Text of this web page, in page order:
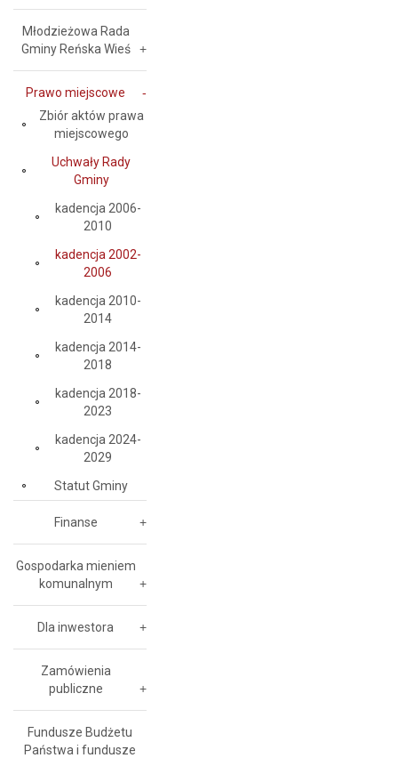
Młodzieżowa Rada
Gminy Reńska Wieś
Prawo miejscowe
Zbiór aktów prawa
miejscowego
Uchwały Rady
Gminy
kadencja 2006-
2010
kadencja 2002-
2006
kadencja 2010-
2014
kadencja 2014-
2018
kadencja 2018-
2023
kadencja 2024-
2029
Statut Gminy
Finanse
Gospodarka mieniem
komunalnym
Dla inwestora
Zamówienia
publiczne
Fundusze Budżetu
Państwa i fundusze